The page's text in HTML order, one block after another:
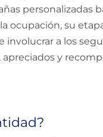
personalizadas
ocupación, su
involucrar a los
y